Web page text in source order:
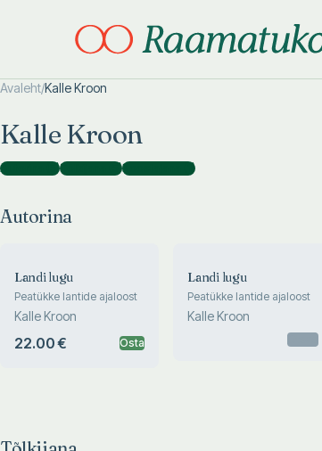
Avaleht/Kalle Kroon
Kalle Kroon
Autorina )Tõlkijana )Koostajana )
Autorina
Landi lugu
Peatükke lantide ajaloost
Kalle Kroon
22.00 € Osta
Landi lugu
Peatükke lantide ajaloost
Kalle Kroon